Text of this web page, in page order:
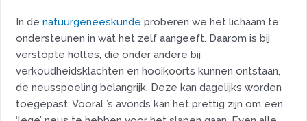
In denatuurgeneeskunde proberen we het lichaam te
ondersteunen in wat het zelf aangeeft. Daarom is bij
verstopte holtes, die onder andere bij
verkoudheidsklachten en hooikoorts kunnen ontstaan,
de neusspoeling belangrijk. Deze kan dagelijks worden
toegepast. Vooral ’s avonds kan het prettig zijn om een